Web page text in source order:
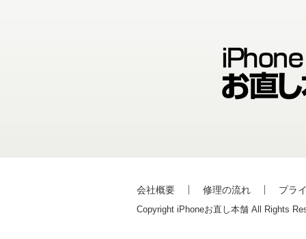
会社概要 修理の流れ プラ
Copyright iPhoneお直し本舗 All Rights